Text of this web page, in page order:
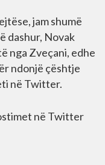
jam shumë
dashur, Novak
nga Zveçani, edhe
ndonjë çështje
në Twitter.
në Twitter